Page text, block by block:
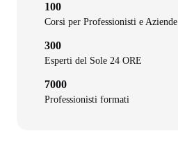
100
Corsi per Professionisti e Aziende
300
Esperti del Sole 24 ORE
7000
Professionisti formati